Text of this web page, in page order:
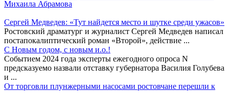
Михаила Абрамова
Сергей Медведев: «Тут найдется место и шутке среди ужасов»
Ростовский драматург и журналист Сергей Медведев написал
постапокалиптический роман «Второй», действие ...
С Новым годом, с новым и.о.!
Событием 2024 года эксперты ежегодного опроса N
предсказуемо назвали отставку губернатора Василия Голубева
и ...
От торговли плунжерными насосами ростовчане перешли к